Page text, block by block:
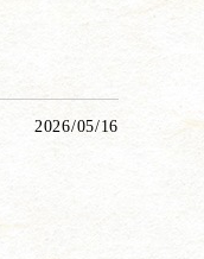
2026/05/16